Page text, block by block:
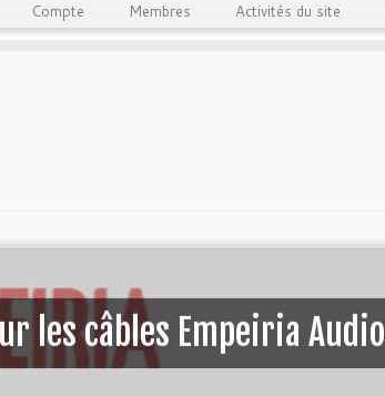
Compte Membres Activités du site
les câbles Empeiria Audio